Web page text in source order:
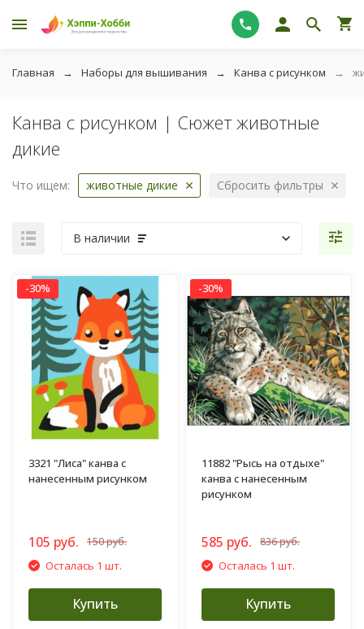
Главная Наборы для вышивания Канва с рисунком
Канва с рисунком | Сюжет животные
дикие
Что ищем: животные дикие Сбросить фильтры
В наличии
-30%
3321 "Лиса" канва с
нанесенным рисунком
105 руб. 150 руб.
Осталась 1 шт.
Купить
-30%
11882 "Рысь на отдыхе"
канва с нанесенным
рисунком
585 руб. 836 руб.
Осталась 1 шт.
Купить